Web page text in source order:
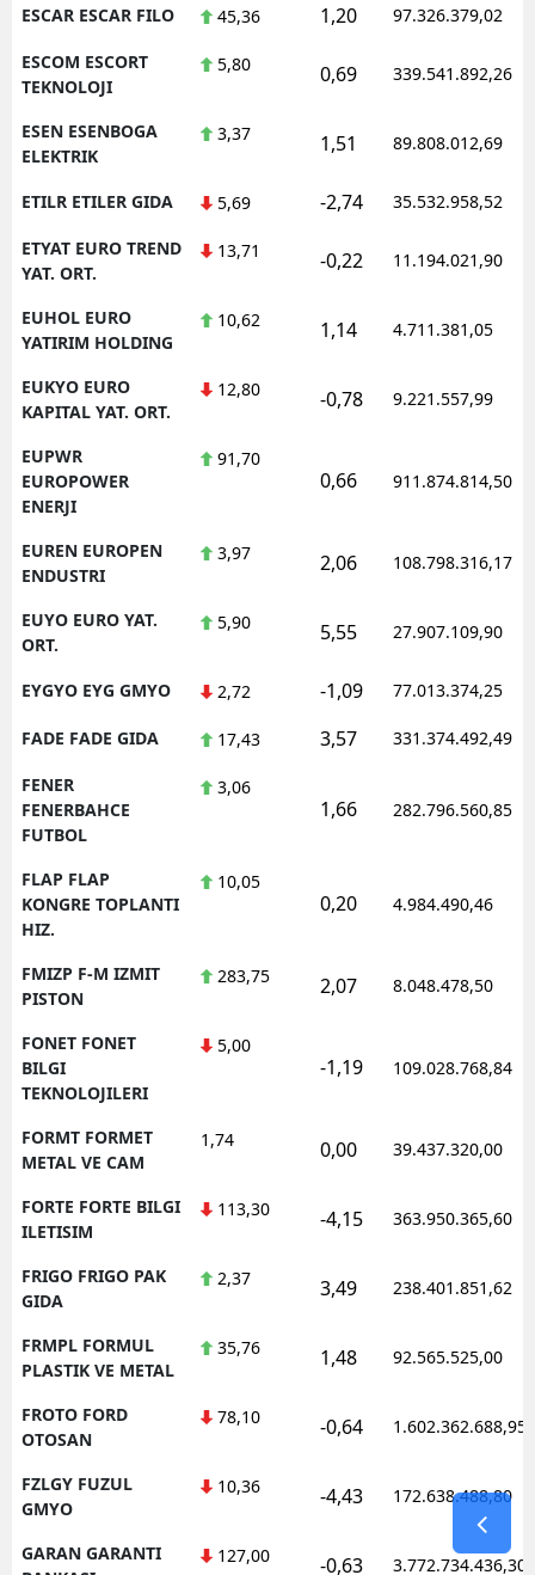
ESCAR ESCAR FILO 45,36 1,20 97.326.379,02
ESCOM ESCORT
TEKNOLOJI
5,80 0,69 339.541.892,26
ESEN ESENBOGA
ELEKTRIK
3,37 1,51 89.808.012,69
ETILR ETILER GIDA 5,69 -2,74 35.532.958,52
ETYAT EURO TREND
YAT. ORT.
13,71 -0,22 11.194.021,90
EUHOL EURO
YATIRIM HOLDING
10,62 1,14 4.711.381,05
EUKYO EURO
KAPITAL YAT. ORT.
12,80 -0,78 9.221.557,99
EUPWR
EUROPOWER
ENERJI
91,70
0,66 911.874.814,50
EUREN EUROPEN
ENDUSTRI
3,97 2,06 108.798.316,17
EUYO EURO YAT.
ORT.
5,90 5,55 27.907.109,90
EYGYO EYG GMYO 2,72 -1,09 77.013.374,25
FADE FADE GIDA 17,43 3,57 331.374.492,49
FENER
FENERBAHCE
FUTBOL
3,06
1,66 282.796.560,85
FLAP FLAP
KONGRE TOPLANTI
HIZ.
10,05
0,20 4.984.490,46
FMIZP F-M IZMIT
PISTON
283,75 2,07 8.048.478,50
FONET FONET
BILGI
TEKNOLOJILERI
5,00
-1,19 109.028.768,84
FORMT FORMET
METAL VE CAM
1,74 0,00 39.437.320,00
FORTE FORTE BILGI
ILETISIM
113,30 -4,15 363.950.365,60
FRIGO FRIGO PAK
GIDA
2,37 3,49 238.401.851,62
FRMPL FORMUL
PLASTIK VE METAL
35,76 1,48 92.565.525,00
FROTO FORD
OTOSAN
78,10 -0,64 1.602.362.688,95
FZLGY FUZUL
GMYO
10,36 -4,43 172.638.488,80
GARAN GARANTI
127,00 -0,63 3.772.734.436,30